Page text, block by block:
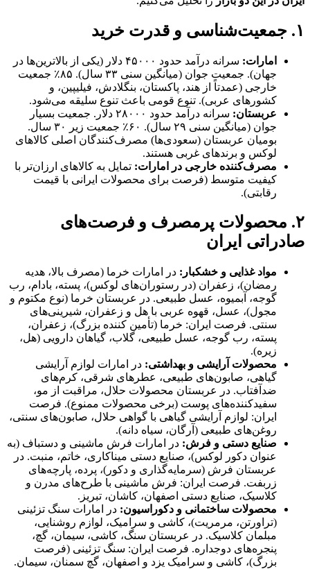
۱. جمعیت‌شناسی و قدرت خرید
امارات:
سرانه درآمد حدود ۴۵۰۰۰ دلار (یکی از بالاترین‌ها در
جهان). جمعیت جوان (میانگین سنی ۳۳ سال). ۸۵٪ جمعیت
خارجی (عمدتاً از هند، پاکستان، بنگلادش، فیلیپین، و
کشورهای عربی). تنوع قومی باعث تنوع سلیقه می‌شود.
عربستان:
سرانه درآمد حدود ۲۸۰۰۰ دلار. جمعیت بسیار
جوان (میانگین سنی ۲۹ سال). ۶۰٪ جمعیت زیر ۳۰ سال.
بومیان عربستان (سعودی‌ها) مصرف‌کنندگان اصلی کالاهای
لوکس و برندهای غربی هستند.
مصرف‌کننده خارجی در امارات: تمایل به کالاهای ارزان‌تر با
کیفیت متوسط (فرصت برای محصولات ایرانی با قیمت
رقابتی).
۲. محصولات پرمصرف و فرصت‌های
صادراتی ایران
مواد غذایی و خشکبار: در امارات خرما (مصرف بالا، هدیه
رمضان)، زعفران (در رستوران‌های لوکس)، پسته، بادام، رب
گوجه، آبمیوه، عسل طبیعی. در عربستان خرما (نوع مکتوم و
مجول)، عسل، قهوه عربی با هل و زعفران، شیرینی‌های
سنتی. فرصت ایران: خرما (تأمین کننده بزرگ)، زعفران،
پسته، رب گوجه، عسل طبیعی، گلاب، گیاهان دارویی (هل،
زیره).
محصولات آرایشی و بهداشتی: در امارات لوازم آرایشی
گیاهی، صابون‌های طبیعی، عطرهای شرقی، کرم‌های
ضدآفتاب. در عربستان محصولات حلال، مراقبت از مو،
سفیدکننده‌های پوست (برخی محصولات ممنوع). فرصت
ایران: لوازم آرایشی گیاهی با گواهی حلال، صابون‌های سنتی،
روغن‌های طبیعی (آرگان، سیاه دانه).
صنایع دستی و فرش: در امارات فرش ماشینی و دستباف (به
عنوان دکور لوکس)، صنایع دستی میناکاری، خاتم، منبت. در
عربستان فرش (سرمایه‌گذاری و دکور)، پرده، پارچه‌های
زربفت. فرصت ایران: فرش ماشینی با طرح‌های مدرن و
کلاسیک، صنایع دستی اصفهان، کاشان، تبریز.
محصولات ساختمانی و دکوراسیون: در امارات سنگ تزئینی
(تراورتن، مرمریت)، کاشی و سرامیک، لوازم روشنایی،
مبلمان کلاسیک. در عربستان سنگ، کاشی، سیمان، گچ،
پنجره‌های دوجداره. فرصت ایران: سنگ تزئینی (فرصت
بزرگ)، کاشی و سرامیک یزد و اصفهان، گچ سمنان، سیمان.